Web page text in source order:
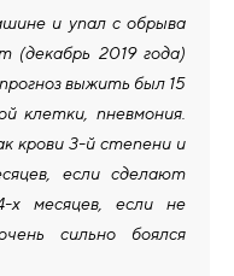
и упал с обрыва
2019 года)
выжить был 15
клетки, пневмония.
крови 3-й степени и
если сделают
месяцев, если не
сильно боялся